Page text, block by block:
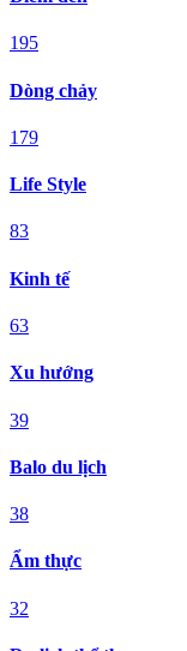
195
Dòng chảy
179
Life Style
83
Kinh tế
63
Xu hướng
39
Balo du lịch
38
Ẩm thực
32